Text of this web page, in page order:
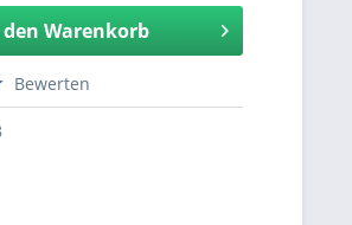
Warenkorb
Bewerten